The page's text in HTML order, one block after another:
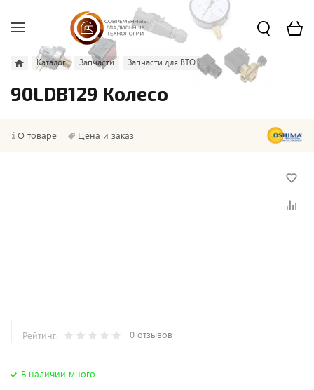
Каталог Запчасти Запчасти для ВТО
90LDB129 Колесо
О товаре Цена и заказ
Рейтинг: 0 отзывов
В наличии много